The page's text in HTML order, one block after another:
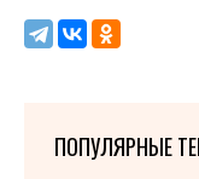
ПОПУЛЯРНЫЕ